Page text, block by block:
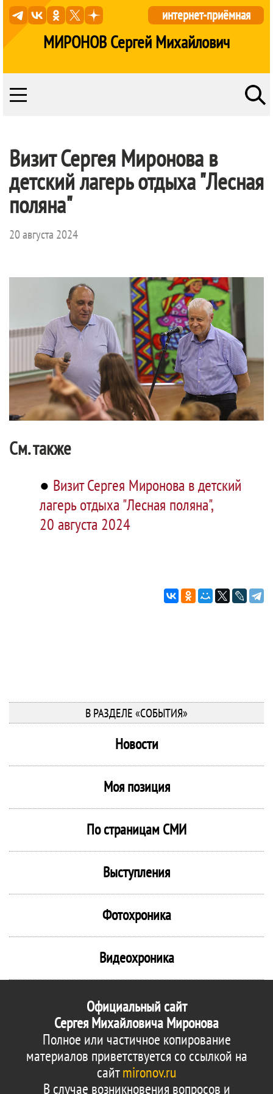
МИРОНОВ Сергей Михайлович
интернет-приёмная
Визит Сергея Миронова в
детский лагерь отдыха "Лесная
поляна"
20 августа 2024
См. также
● Визит Сергея Миронова в детский
лагерь отдыха "Лесная поляна",
20 августа 2024
В РАЗДЕЛЕ «СОБЫТИЯ»
Новости
Моя позиция
По страницам СМИ
Выступления
Фотохроника
Видеохроника
Официальный сайт
Сергея Михайловича Миронова
Полное или частичное копирование
материалов приветствуется со ссылкой на
сайтmironov.ru
В случае возникновения вопросов и